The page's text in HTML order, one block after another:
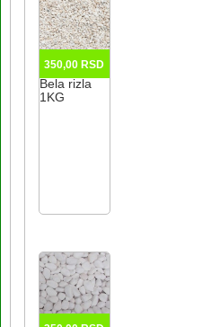
Bela rizla
1KG
350,00 RSD